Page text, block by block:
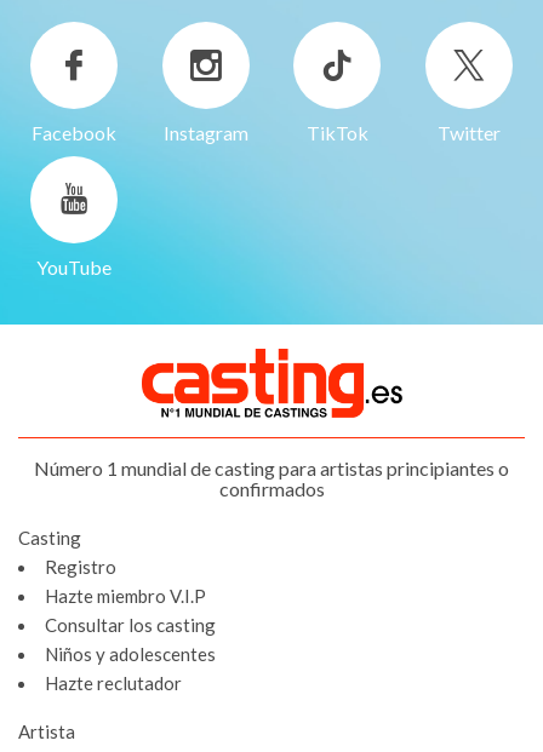
Facebook Instagram TikTok Twitter
YouTube
Número 1 mundial de casting para artistas principiantes o
confirmados
Casting
Registro
Hazte miembro V.I.P
Consultar los casting
Niños y adolescentes
Hazte reclutador
Artista